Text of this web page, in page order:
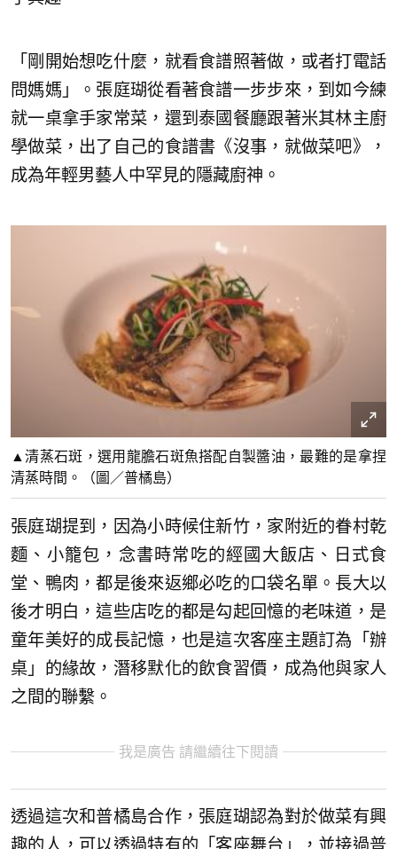
「剛開始想吃什麼，就看食譜照著做，或者打電話
問媽媽」。張庭瑚從看著食譜一步步來，到如今練
就一桌拿手家常菜，還到泰國餐廳跟著米其林主廚
學做菜，出了自己的食譜書《沒事，就做菜吧》，
成為年輕男藝人中罕見的隱藏廚神。
▲清蒸石斑，選用龍膽石斑魚搭配自製醬油，最難的是拿捏
清蒸時間。（圖／普橘島）
張庭瑚提到，因為小時候住新竹，家附近的眷村乾
麵、小籠包，念書時常吃的經國大飯店、日式食
堂、鴨肉，都是後來返鄉必吃的口袋名單。長大以
後才明白，這些店吃的都是勾起回憶的老味道，是
童年美好的成長記憶，也是這次客座主題訂為「辦
桌」的緣故，潛移默化的飲食習價，成為他與家人
之間的聯繫。
我是廣告 請繼續往下閱讀
透過這次和普橘島合作，張庭瑚認為對於做菜有興
趣的人，可以透過特有的「客座舞台」，並接過普